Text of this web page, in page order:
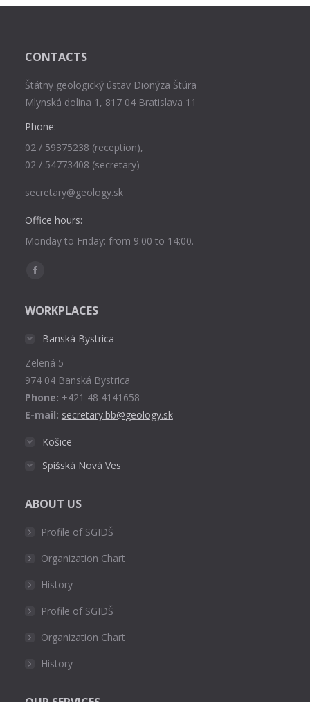
CONTACTS
Štátny geologický ústav Dionýza Štúra
Mlynská dolina 1, 817 04 Bratislava 11
Phone:
02 / 59375238 (reception),
02 / 54773408 (secretary)
secretary@geology.sk
Office hours:
Monday to Friday: from 9:00 to 14:00.
Find us on:
Facebook
opens
window
WORKPLACES
Banská Bystrica
Zelená 5
974 04 Banská Bystrica
Phone: +421 48 4141658
E-mail: secretary.bb@geology.sk
Košice
Spišská Nová Ves
ABOUT US
Profile of SGIDŠ
Organization Chart
History
Profile of SGIDŠ
Organization Chart
History